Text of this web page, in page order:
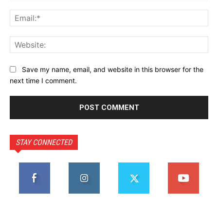
Save my name, email, and website in this browser for the
next time I comment.
STAY CONNECTED